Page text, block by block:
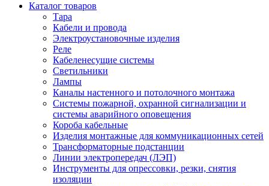
Каталог товаров
Тара
Кабели и провода
Электроустановочные изделия
Реле
Кабеленесущие системы
Светильники
Лампы
Каналы настенного и потолочного монтажа
Системы пожарной, охранной сигнализации и
системы аварийного оповещения
Короба кабельные
Изделия монтажные для коммуникационных сетей
Трансформаторные подстанции
Линии электропередач (ЛЭП)
Инструменты для опрессовки, резки, снятия
изоляции